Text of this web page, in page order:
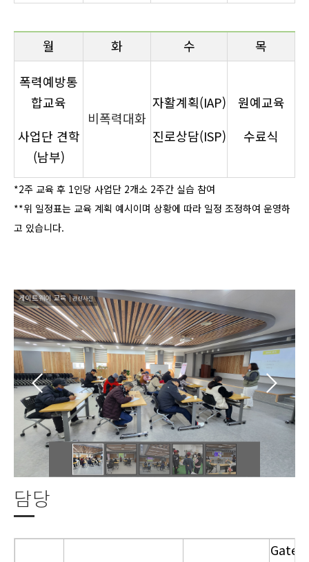
월 화 수
목
폭력예방통
합교육
사업단 견학
(남부)
비폭력대화
자활계획(IAP)
진로상담(ISP)
원예교육
수료식
*2주 교육 후 1인당 사업단 2개소 2주간 실습 참여
**위 일정표는 교육 계획 예시이며 상황에 따라 일정 조정하여 운영하
고 있습니다.
게이트웨이 교육 | 관련사진
담당